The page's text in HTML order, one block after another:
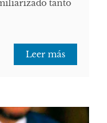
tanto
Leer más